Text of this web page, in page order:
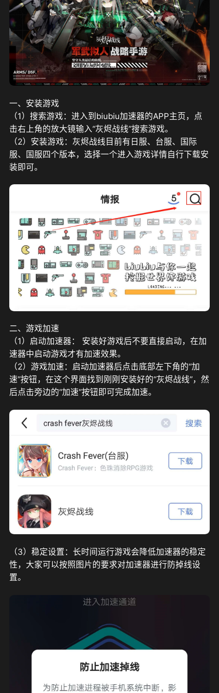
一、安装游戏
（1）搜索游戏：进入到biubiu加速器的APP主页，点
击右上角的放大镜输入“灰烬战线”搜索游戏。
（2）安装游戏：灰烬战线目前有日服、台服、国际
服、国服四个版本，选择一个进入游戏详情自行下载安
装即可。
二、游戏加速
（1）启动加速器： 安装好游戏后不要直接启动，在加
速器中启动游戏才有加速效果。
（2）游戏加速：启动加速器后点击底部左下角的“加
速”按钮，在这个界面找到刚刚安装好的“灰烬战线”，然
后点击旁边的“加速”按钮即可完成加速。
（3）稳定设置：长时间运行游戏会降低加速器的稳定
性，大家可以按照图片的要求对加速器进行防掉线设
置。